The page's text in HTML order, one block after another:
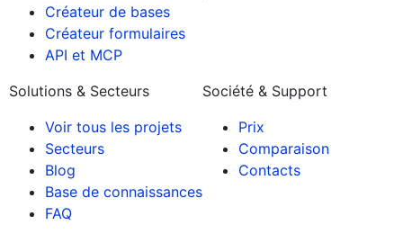
Créateur de bases
Créateur formulaires
API et MCP
Solutions & Secteurs
Voir tous les projets
Secteurs
Blog
Base de connaissances
FAQ
Société & Support
Prix
Comparaison
Contacts